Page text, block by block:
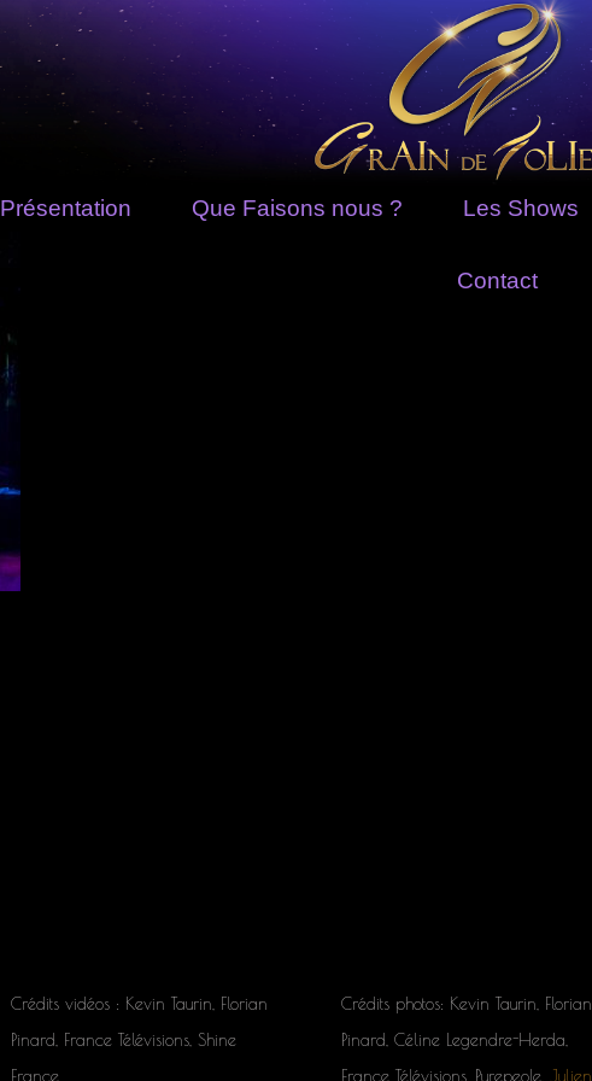
Présentation Que Faisons nous ? Les Shows
Contact
Crédits vidéos : Kevin Taurin, Florian
Pinard, France Télévisions, Shine
France
Crédits photos: Kevin Taurin, Florian
Pinard, Céline Legendre-Herda,
France Télévisions, Purepeole,
Julien